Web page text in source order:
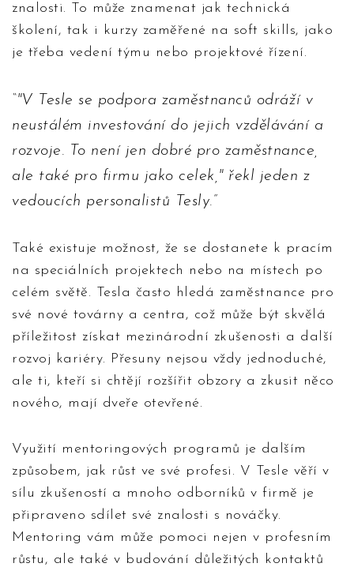
znalosti. To může znamenat jak technická
školení, tak i kurzy zaměřené na soft skills, jako
je třeba vedení týmu nebo projektové řízení.
"V Tesle se podpora zaměstnanců odráží v
neustálém investování do jejich vzdělávání a
rozvoje. To není jen dobré pro zaměstnance,
ale také pro firmu jako celek," řekl jeden z
vedoucích personalistů Tesly.
Také existuje možnost, že se dostanete k pracím
na speciálních projektech nebo na místech po
celém světě. Tesla často hledá zaměstnance pro
své nové továrny a centra, což může být skvělá
příležitost získat mezinárodní zkušenosti a další
rozvoj kariéry. Přesuny nejsou vždy jednoduché,
ale ti, kteří si chtějí rozšířit obzory a zkusit něco
nového, mají dveře otevřené.
Využití mentoringových programů je dalším
způsobem, jak růst ve své profesi. V Tesle věří v
sílu zkušeností a mnoho odborníků v firmě je
připraveno sdílet své znalosti s nováčky.
Mentoring vám může pomoci nejen v profesním
růstu, ale také v budování důležitých kontaktů